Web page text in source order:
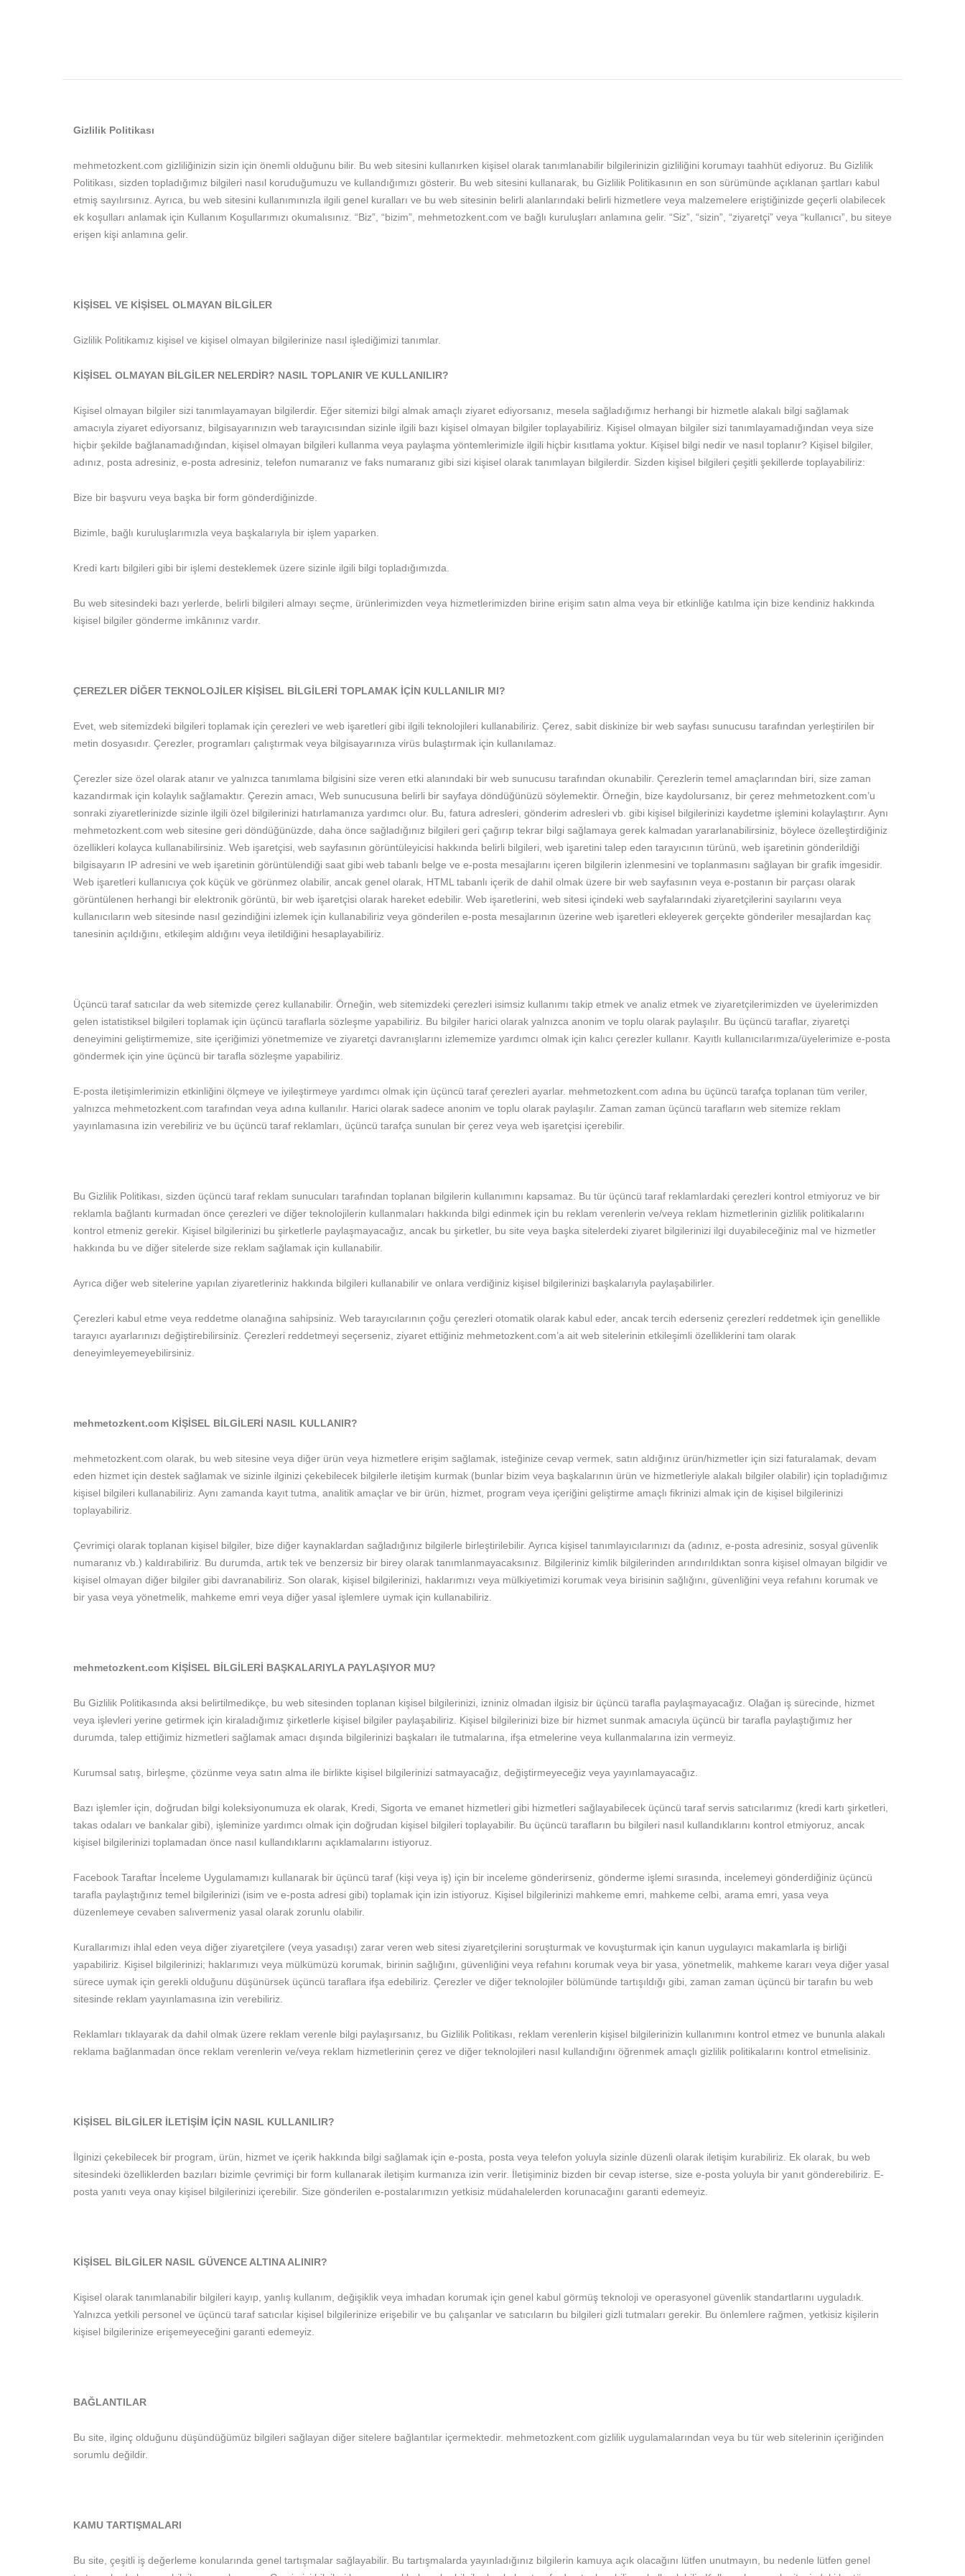
Gizlilik Politikası
mehmetozkent.com gizliliğinizin sizin için önemli olduğunu bilir. Bu web sitesini kullanırken kişisel olarak tanımlanabilir bilgilerinizin gizliliğini korumayı taahhüt ediyoruz. Bu Gizlilik
Politikası, sizden topladığımız bilgileri nasıl koruduğumuzu ve kullandığımızı gösterir. Bu web sitesini kullanarak, bu Gizlilik Politikasının en son sürümünde açıklanan şartları kabul
etmiş sayılırsınız. Ayrıca, bu web sitesini kullanımınızla ilgili genel kuralları ve bu web sitesinin belirli alanlarındaki belirli hizmetlere veya malzemelere eriştiğinizde geçerli olabilecek
ek koşulları anlamak için Kullanım Koşullarımızı okumalısınız. “Biz”, “bizim”, mehmetozkent.com ve bağlı kuruluşları anlamına gelir. “Siz”, “sizin”, “ziyaretçi” veya “kullanıcı”, bu siteye
erişen kişi anlamına gelir.
KİŞİSEL VE KİŞİSEL OLMAYAN BİLGİLER
Gizlilik Politikamız kişisel ve kişisel olmayan bilgilerinize nasıl işlediğimizi tanımlar.
KİŞİSEL OLMAYAN BİLGİLER NELERDİR? NASIL TOPLANIR VE KULLANILIR?
Kişisel olmayan bilgiler sizi tanımlayamayan bilgilerdir. Eğer sitemizi bilgi almak amaçlı ziyaret ediyorsanız, mesela sağladığımız herhangi bir hizmetle alakalı bilgi sağlamak
amacıyla ziyaret ediyorsanız, bilgisayarınızın web tarayıcısından sizinle ilgili bazı kişisel olmayan bilgiler toplayabiliriz. Kişisel olmayan bilgiler sizi tanımlayamadığından veya size
hiçbir şekilde bağlanamadığından, kişisel olmayan bilgileri kullanma veya paylaşma yöntemlerimizle ilgili hiçbir kısıtlama yoktur. Kişisel bilgi nedir ve nasıl toplanır? Kişisel bilgiler,
adınız, posta adresiniz, e-posta adresiniz, telefon numaranız ve faks numaranız gibi sizi kişisel olarak tanımlayan bilgilerdir. Sizden kişisel bilgileri çeşitli şekillerde toplayabiliriz:
Bize bir başvuru veya başka bir form gönderdiğinizde.
Bizimle, bağlı kuruluşlarımızla veya başkalarıyla bir işlem yaparken.
Kredi kartı bilgileri gibi bir işlemi desteklemek üzere sizinle ilgili bilgi topladığımızda.
Bu web sitesindeki bazı yerlerde, belirli bilgileri almayı seçme, ürünlerimizden veya hizmetlerimizden birine erişim satın alma veya bir etkinliğe katılma için bize kendiniz hakkında
kişisel bilgiler gönderme imkânınız vardır.
ÇEREZLER DİĞER TEKNOLOJİLER KİŞİSEL BİLGİLERİ TOPLAMAK İÇİN KULLANILIR MI?
Evet, web sitemizdeki bilgileri toplamak için çerezleri ve web işaretleri gibi ilgili teknolojileri kullanabiliriz. Çerez, sabit diskinize bir web sayfası sunucusu tarafından yerleştirilen bir
metin dosyasıdır. Çerezler, programları çalıştırmak veya bilgisayarınıza virüs bulaştırmak için kullanılamaz.
Çerezler size özel olarak atanır ve yalnızca tanımlama bilgisini size veren etki alanındaki bir web sunucusu tarafından okunabilir. Çerezlerin temel amaçlarından biri, size zaman
kazandırmak için kolaylık sağlamaktır. Çerezin amacı, Web sunucusuna belirli bir sayfaya döndüğünüzü söylemektir. Örneğin, bize kaydolursanız, bir çerez mehmetozkent.com’u
sonraki ziyaretlerinizde sizinle ilgili özel bilgilerinizi hatırlamanıza yardımcı olur. Bu, fatura adresleri, gönderim adresleri vb. gibi kişisel bilgilerinizi kaydetme işlemini kolaylaştırır. Aynı
mehmetozkent.com web sitesine geri döndüğünüzde, daha önce sağladığınız bilgileri geri çağırıp tekrar bilgi sağlamaya gerek kalmadan yararlanabilirsiniz, böylece özelleştirdiğiniz
özellikleri kolayca kullanabilirsiniz. Web işaretçisi, web sayfasının görüntüleyicisi hakkında belirli bilgileri, web işaretini talep eden tarayıcının türünü, web işaretinin gönderildiği
bilgisayarın IP adresini ve web işaretinin görüntülendiği saat gibi web tabanlı belge ve e-posta mesajlarını içeren bilgilerin izlenmesini ve toplanmasını sağlayan bir grafik imgesidir.
Web işaretleri kullanıcıya çok küçük ve görünmez olabilir, ancak genel olarak, HTML tabanlı içerik de dahil olmak üzere bir web sayfasının veya e-postanın bir parçası olarak
görüntülenen herhangi bir elektronik görüntü, bir web işaretçisi olarak hareket edebilir. Web işaretlerini, web sitesi içindeki web sayfalarındaki ziyaretçilerini sayılarını veya
kullanıcıların web sitesinde nasıl gezindiğini izlemek için kullanabiliriz veya gönderilen e-posta mesajlarının üzerine web işaretleri ekleyerek gerçekte gönderiler mesajlardan kaç
tanesinin açıldığını, etkileşim aldığını veya iletildiğini hesaplayabiliriz.
Üçüncü taraf satıcılar da web sitemizde çerez kullanabilir. Örneğin, web sitemizdeki çerezleri isimsiz kullanımı takip etmek ve analiz etmek ve ziyaretçilerimizden ve üyelerimizden
gelen istatistiksel bilgileri toplamak için üçüncü taraflarla sözleşme yapabiliriz. Bu bilgiler harici olarak yalnızca anonim ve toplu olarak paylaşılır. Bu üçüncü taraflar, ziyaretçi
deneyimini geliştirmemize, site içeriğimizi yönetmemize ve ziyaretçi davranışlarını izlememize yardımcı olmak için kalıcı çerezler kullanır. Kayıtlı kullanıcılarımıza/üyelerimize e-posta
göndermek için yine üçüncü bir tarafla sözleşme yapabiliriz.
E-posta iletişimlerimizin etkinliğini ölçmeye ve iyileştirmeye yardımcı olmak için üçüncü taraf çerezleri ayarlar. mehmetozkent.com adına bu üçüncü tarafça toplanan tüm veriler,
yalnızca mehmetozkent.com tarafından veya adına kullanılır. Harici olarak sadece anonim ve toplu olarak paylaşılır. Zaman zaman üçüncü tarafların web sitemize reklam
yayınlamasına izin verebiliriz ve bu üçüncü taraf reklamları, üçüncü tarafça sunulan bir çerez veya web işaretçisi içerebilir.
Bu Gizlilik Politikası, sizden üçüncü taraf reklam sunucuları tarafından toplanan bilgilerin kullanımını kapsamaz. Bu tür üçüncü taraf reklamlardaki çerezleri kontrol etmiyoruz ve bir
reklamla bağlantı kurmadan önce çerezleri ve diğer teknolojilerin kullanmaları hakkında bilgi edinmek için bu reklam verenlerin ve/veya reklam hizmetlerinin gizlilik politikalarını
kontrol etmeniz gerekir. Kişisel bilgilerinizi bu şirketlerle paylaşmayacağız, ancak bu şirketler, bu site veya başka sitelerdeki ziyaret bilgilerinizi ilgi duyabileceğiniz mal ve hizmetler
hakkında bu ve diğer sitelerde size reklam sağlamak için kullanabilir.
Ayrıca diğer web sitelerine yapılan ziyaretleriniz hakkında bilgileri kullanabilir ve onlara verdiğiniz kişisel bilgilerinizi başkalarıyla paylaşabilirler.
Çerezleri kabul etme veya reddetme olanağına sahipsiniz. Web tarayıcılarının çoğu çerezleri otomatik olarak kabul eder, ancak tercih ederseniz çerezleri reddetmek için genellikle
tarayıcı ayarlarınızı değiştirebilirsiniz. Çerezleri reddetmeyi seçerseniz, ziyaret ettiğiniz mehmetozkent.com’a ait web sitelerinin etkileşimli özelliklerini tam olarak
deneyimleyemeyebilirsiniz.
mehmetozkent.com KİŞİSEL BİLGİLERİ NASIL KULLANIR?
mehmetozkent.com olarak, bu web sitesine veya diğer ürün veya hizmetlere erişim sağlamak, isteğinize cevap vermek, satın aldığınız ürün/hizmetler için sizi faturalamak, devam
eden hizmet için destek sağlamak ve sizinle ilginizi çekebilecek bilgilerle iletişim kurmak (bunlar bizim veya başkalarının ürün ve hizmetleriyle alakalı bilgiler olabilir) için topladığımız
kişisel bilgileri kullanabiliriz. Aynı zamanda kayıt tutma, analitik amaçlar ve bir ürün, hizmet, program veya içeriğini geliştirme amaçlı fikrinizi almak için de kişisel bilgilerinizi
toplayabiliriz.
Çevrimiçi olarak toplanan kişisel bilgiler, bize diğer kaynaklardan sağladığınız bilgilerle birleştirilebilir. Ayrıca kişisel tanımlayıcılarınızı da (adınız, e-posta adresiniz, sosyal güvenlik
numaranız vb.) kaldırabiliriz. Bu durumda, artık tek ve benzersiz bir birey olarak tanımlanmayacaksınız. Bilgileriniz kimlik bilgilerinden arındırıldıktan sonra kişisel olmayan bilgidir ve
kişisel olmayan diğer bilgiler gibi davranabiliriz. Son olarak, kişisel bilgilerinizi, haklarımızı veya mülkiyetimizi korumak veya birisinin sağlığını, güvenliğini veya refahını korumak ve
bir yasa veya yönetmelik, mahkeme emri veya diğer yasal işlemlere uymak için kullanabiliriz.
mehmetozkent.com KİŞİSEL BİLGİLERİ BAŞKALARIYLA PAYLAŞIYOR MU?
Bu Gizlilik Politikasında aksi belirtilmedikçe, bu web sitesinden toplanan kişisel bilgilerinizi, izniniz olmadan ilgisiz bir üçüncü tarafla paylaşmayacağız. Olağan iş sürecinde, hizmet
veya işlevleri yerine getirmek için kiraladığımız şirketlerle kişisel bilgiler paylaşabiliriz. Kişisel bilgilerinizi bize bir hizmet sunmak amacıyla üçüncü bir tarafla paylaştığımız her
durumda, talep ettiğimiz hizmetleri sağlamak amacı dışında bilgilerinizi başkaları ile tutmalarına, ifşa etmelerine veya kullanmalarına izin vermeyiz.
Kurumsal satış, birleşme, çözünme veya satın alma ile birlikte kişisel bilgilerinizi satmayacağız, değiştirmeyeceğiz veya yayınlamayacağız.
Bazı işlemler için, doğrudan bilgi koleksiyonumuza ek olarak, Kredi, Sigorta ve emanet hizmetleri gibi hizmetleri sağlayabilecek üçüncü taraf servis satıcılarımız (kredi kartı şirketleri,
takas odaları ve bankalar gibi), işleminize yardımcı olmak için doğrudan kişisel bilgileri toplayabilir. Bu üçüncü tarafların bu bilgileri nasıl kullandıklarını kontrol etmiyoruz, ancak
kişisel bilgilerinizi toplamadan önce nasıl kullandıklarını açıklamalarını istiyoruz.
Facebook Taraftar İnceleme Uygulamamızı kullanarak bir üçüncü taraf (kişi veya iş) için bir inceleme gönderirseniz, gönderme işlemi sırasında, incelemeyi gönderdiğiniz üçüncü
tarafla paylaştığınız temel bilgilerinizi (isim ve e-posta adresi gibi) toplamak için izin istiyoruz. Kişisel bilgilerinizi mahkeme emri, mahkeme celbi, arama emri, yasa veya
düzenlemeye cevaben salıvermeniz yasal olarak zorunlu olabilir.
Kurallarımızı ihlal eden veya diğer ziyaretçilere (veya yasadışı) zarar veren web sitesi ziyaretçilerini soruşturmak ve kovuşturmak için kanun uygulayıcı makamlarla iş birliği
yapabiliriz. Kişisel bilgilerinizi; haklarımızı veya mülkümüzü korumak, birinin sağlığını, güvenliğini veya refahını korumak veya bir yasa, yönetmelik, mahkeme kararı veya diğer yasal
sürece uymak için gerekli olduğunu düşünürsek üçüncü taraflara ifşa edebiliriz. Çerezler ve diğer teknolojiler bölümünde tartışıldığı gibi, zaman zaman üçüncü bir tarafın bu web
sitesinde reklam yayınlamasına izin verebiliriz.
Reklamları tıklayarak da dahil olmak üzere reklam verenle bilgi paylaşırsanız, bu Gizlilik Politikası, reklam verenlerin kişisel bilgilerinizin kullanımını kontrol etmez ve bununla alakalı
reklama bağlanmadan önce reklam verenlerin ve/veya reklam hizmetlerinin çerez ve diğer teknolojileri nasıl kullandığını öğrenmek amaçlı gizlilik politikalarını kontrol etmelisiniz.
KİŞİSEL BİLGİLER İLETİŞİM İÇİN NASIL KULLANILIR?
İlginizi çekebilecek bir program, ürün, hizmet ve içerik hakkında bilgi sağlamak için e-posta, posta veya telefon yoluyla sizinle düzenli olarak iletişim kurabiliriz. Ek olarak, bu web
sitesindeki özelliklerden bazıları bizimle çevrimiçi bir form kullanarak iletişim kurmanıza izin verir. İletişiminiz bizden bir cevap isterse, size e-posta yoluyla bir yanıt gönderebiliriz. E-
posta yanıtı veya onay kişisel bilgilerinizi içerebilir. Size gönderilen e-postalarımızın yetkisiz müdahalelerden korunacağını garanti edemeyiz.
KİŞİSEL BİLGİLER NASIL GÜVENCE ALTINA ALINIR?
Kişisel olarak tanımlanabilir bilgileri kayıp, yanlış kullanım, değişiklik veya imhadan korumak için genel kabul görmüş teknoloji ve operasyonel güvenlik standartlarını uyguladık.
Yalnızca yetkili personel ve üçüncü taraf satıcılar kişisel bilgilerinize erişebilir ve bu çalışanlar ve satıcıların bu bilgileri gizli tutmaları gerekir. Bu önlemlere rağmen, yetkisiz kişilerin
kişisel bilgilerinize erişemeyeceğini garanti edemeyiz.
BAĞLANTILAR
Bu site, ilginç olduğunu düşündüğümüz bilgileri sağlayan diğer sitelere bağlantılar içermektedir. mehmetozkent.com gizlilik uygulamalarından veya bu tür web sitelerinin içeriğinden
sorumlu değildir.
KAMU TARTIŞMALARI
Bu site, çeşitli iş değerleme konularında genel tartışmalar sağlayabilir. Bu tartışmalarda yayınladığınız bilgilerin kamuya açık olacağını lütfen unutmayın, bu nedenle lütfen genel